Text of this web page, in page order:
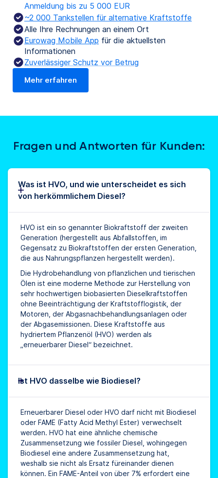
Anmeldung bis zu 5 000 EUR
~2 000 Tankstellen für alternative Kraftstoffe
Alle Ihre Rechnungen an einem Ort
Eurowag Mobile App für die aktuellsten
Informationen
Zuverlässiger Schutz vor Betrug
Mehr erfahren
Fragen und Antworten für Kunden:
Was ist HVO, und wie unterscheidet es sich
von herkömmlichem Diesel?
HVO ist ein so genannter Biokraftstoff der zweiten
Generation (hergestellt aus Abfallstoffen, im
Gegensatz zu Biokraftstoffen der ersten Generation,
die aus Nahrungspflanzen hergestellt werden).
Die Hydrobehandlung von pflanzlichen und tierischen
Ölen ist eine moderne Methode zur Herstellung von
sehr hochwertigen biobasierten Dieselkraftstoffen
ohne Beeinträchtigung der Kraftstofflogistik, der
Motoren, der Abgasnachbehandlungsanlagen oder
der Abgasemissionen. Diese Kraftstoffe aus
hydriertem Pflanzenöl (HVO) werden als
„erneuerbarer Diesel“ bezeichnet.
Ist HVO dasselbe wie Biodiesel?
Erneuerbarer Diesel oder HVO darf nicht mit Biodiesel
oder FAME (Fatty Acid Methyl Ester) verwechselt
werden. HVO hat eine ähnliche chemische
Zusammensetzung wie fossiler Diesel, wohingegen
Biodiesel eine andere Zusammensetzung hat,
weshalb sie nicht als Ersatz füreinander dienen
können. Ein FAME-Anteil von über 7% erfordert eine